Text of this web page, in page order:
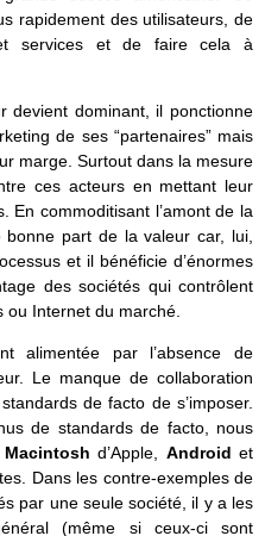
rapidement des utilisateurs, de
services et de faire cela à
devient dominant, il ponctionne
de ses “partenaires” mais
marge. Surtout dans la mesure
ces acteurs en mettant leur
En commoditisant l’amont de la
part de la valeur car, lui,
et il bénéficie d’énormes
des sociétés qui contrôlent
ou Internet du marché.
alimentée par l’absence de
Le manque de collaboration
de facto de s’imposer.
de standards de facto, nous
Macintoshd’Apple, Androidet
Dans les contre-exemples de
par une seule société, il y a les
(même si ceux-ci sont